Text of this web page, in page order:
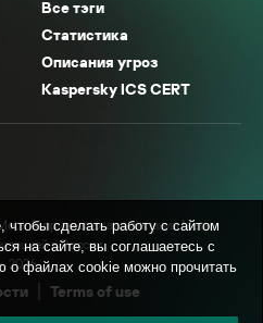
Все тэги
Статистика
Описания угроз
Kaspersky ICS CERT
AI принадлежат компании Meta,
в России.
2026.
Terms of use
сделать работу с сайтом
на сайте, вы соглашаетесь с
файлах cookie можно прочитать